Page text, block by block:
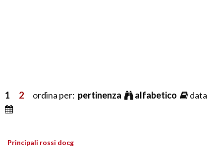
1 2 ordina per: pertinenza alfabetico data
Principali rossi docg